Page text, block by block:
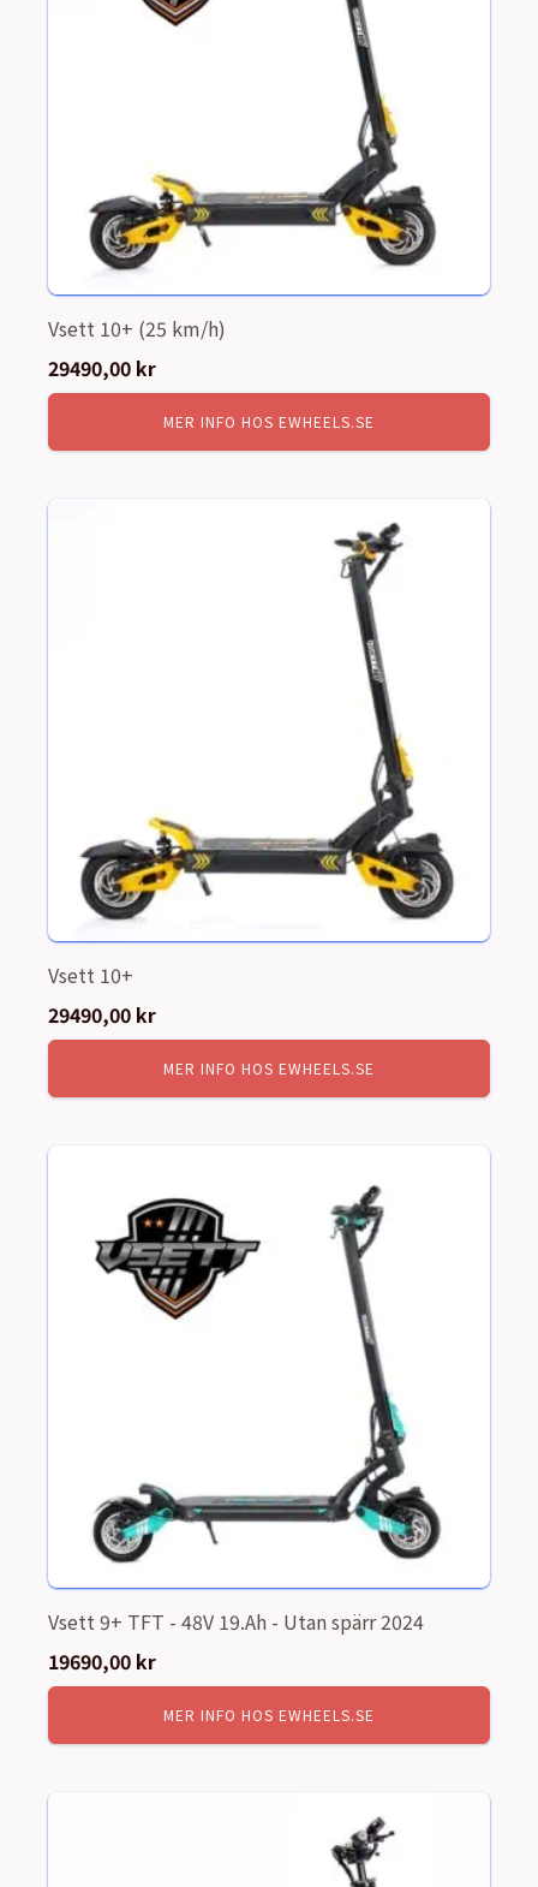
Vsett 10+ (25 km/h)
29490,00 kr
MER INFO HOS EWHEELS.SE
Vsett 10+
29490,00 kr
MER INFO HOS EWHEELS.SE
Vsett 9+ TFT - 48V 19.Ah - Utan spärr 2024
19690,00 kr
MER INFO HOS EWHEELS.SE